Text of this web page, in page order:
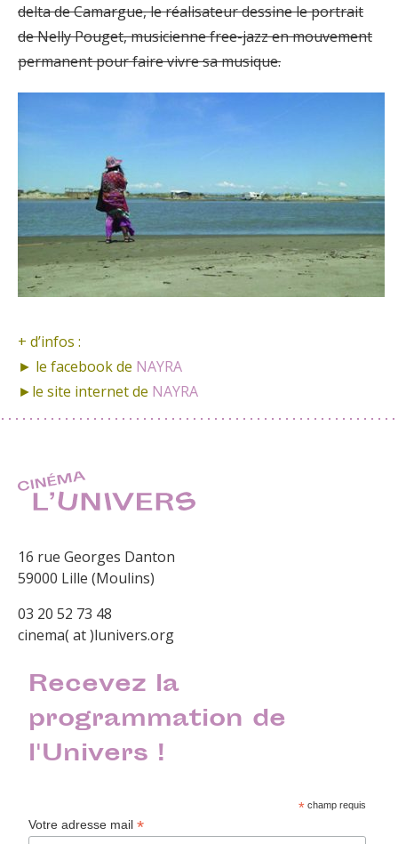
delta de Camargue, le réalisateur dessine le portrait
de Nelly Pouget, musicienne free-jazz en mouvement
permanent pour faire vivre sa musique.
+ d’infos :
► le facebook de NAYRA
►le site internet de NAYRA
16 rue Georges Danton
59000 Lille (Moulins)
03 20 52 73 48
cinema( at )lunivers.org
Recevez la
programmation de
l'Univers !
* champ requis
Votre adresse mail*